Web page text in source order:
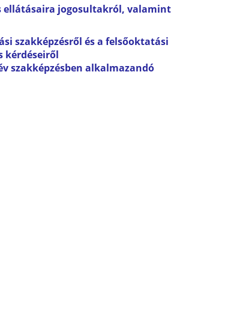
ellátásaira jogosultakról, valamint
szakképzésről és a felsőoktatási
kérdéseiről
szakképzésben alkalmazandó